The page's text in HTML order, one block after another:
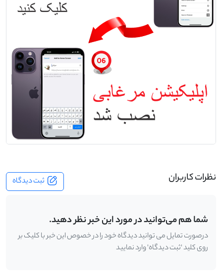
نظرات کاربران ثبت دیدگاه
شما هم می‌توانید در مورد این خبر نظر دهید.
درصورت تمایل می توانید دیدگاه خود را در خصوص این خبر با کلیک بر
روی کلید 'ثبت دیدگاه' وارد نمایید